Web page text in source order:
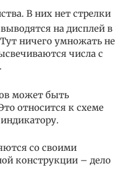
В них нет стрелки
на дисплей в
ничего умножать не
числа с
может быть
относится к схеме
со своими
конструкции – дело